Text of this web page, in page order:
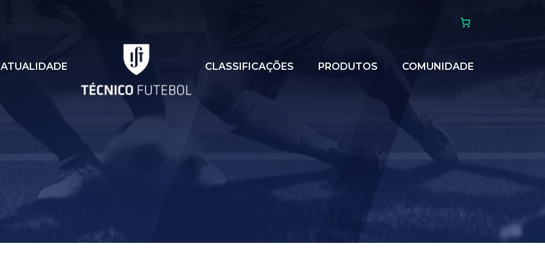
ATUALIDADE CLASSIFICAÇÕES PRODUTOS COMUNIDADE